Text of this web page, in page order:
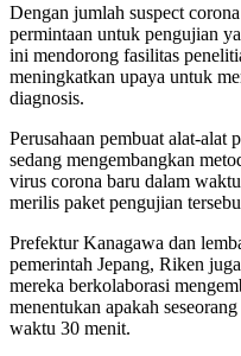
Dengan jumlah suspect
permintaan untuk pengujian
ini mendorong fasilitas
meningkatkan upaya untuk
diagnosis.
Perusahaan pembuat alat-alat
sedang mengembangkan
virus corona baru dalam
merilis paket pengujian
Prefektur Kanagawa dan
pemerintah Jepang, Riken
mereka berkolaborasi
menentukan apakah
waktu 30 menit.